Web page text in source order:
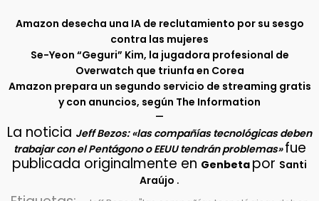
Amazon desecha una IA de reclutamiento por su sesgo
contra las mujeres
Se-Yeon “Geguri” Kim, la jugadora profesional de
Overwatch que triunfa en Corea
Amazon prepara un segundo servicio de streaming gratis
y con anuncios, según The Information
–
La noticia Jeff Bezos: «las compañías tecnológicas deben
trabajar con el Pentágono o EEUU tendrán problemas»fue
publicada originalmente en Genbeta por Santi
Araújo .